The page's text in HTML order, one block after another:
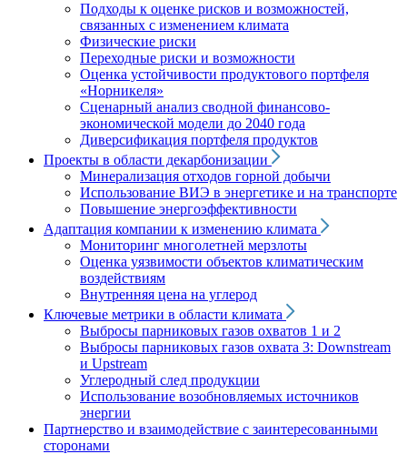
Подходы к оценке рисков и возможностей,
связанных с изменением климата
Физические риски
Переходные риски и возможности
Оценка устойчивости продуктового портфеля
«Норникеля»
Сценарный анализ сводной финансово-
экономической модели до 2040 года
Диверсификация портфеля продуктов
Проекты в области декарбонизации
Минерализация отходов горной добычи
Использование ВИЭ в энергетике и на транспорте
Повышение энергоэффективности
Адаптация компании к изменению климата
Мониторинг многолетней мерзлоты
Оценка уязвимости объектов климатическим
воздействиям
Внутренняя цена на углерод
Ключевые метрики в области климата
Выбросы парниковых газов охватов 1 и 2
Выбросы парниковых газов охвата 3: Downstream
и Upstream
Углеродный след продукции
Использование возобновляемых источников
энергии
Партнерство и взаимодействие с заинтересованными
сторонами